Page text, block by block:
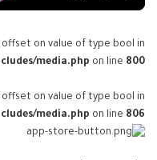
offset on value of type bool in
media.php on line 800
offset on value of type bool in
media.php on line 806